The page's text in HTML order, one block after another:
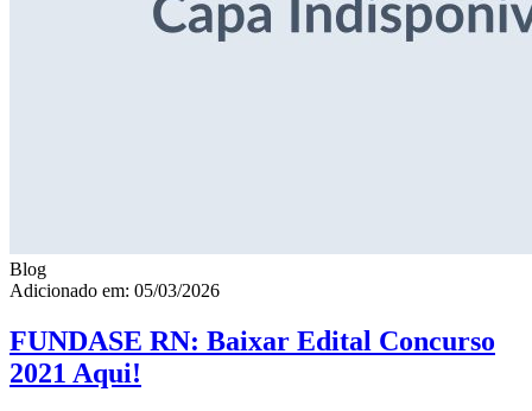
Blog
Adicionado em: 05/03/2026
FUNDASE RN: Baixar Edital Concurso
2021 Aqui!